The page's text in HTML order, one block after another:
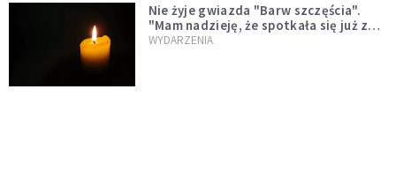
Nie żyje gwiazda "Barw szczęścia".
"Mam nadzieję, że spotkała się już z
Bogiem, którego tak bardzo kochała"
WYDARZENIA